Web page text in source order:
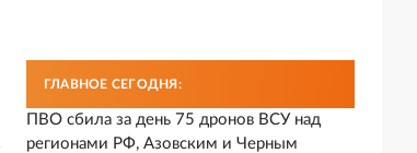
ГЛАВНОЕ СЕГОДНЯ:
ПВО сбила за день 75 дронов ВСУ над
регионами РФ, Азовским и Черным